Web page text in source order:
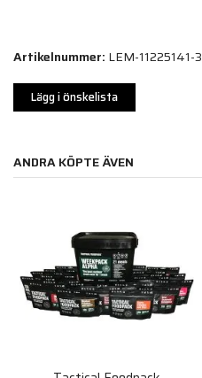
Artikelnummer: LEM-11225141-3
Lägg i önskelista
ANDRA KÖPTE ÄVEN